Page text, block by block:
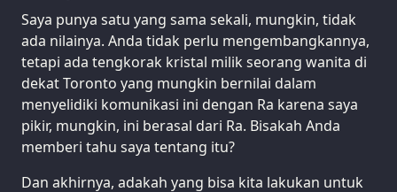
Saya punya satu yang sama sekali, mungkin, tidak
ada nilainya. Anda tidak perlu mengembangkannya,
tetapi ada tengkorak kristal milik seorang wanita di
dekat Toronto yang mungkin bernilai dalam
menyelidiki komunikasi ini dengan Ra karena saya
pikir, mungkin, ini berasal dari Ra. Bisakah Anda
memberi tahu saya tentang itu?
Dan akhirnya, adakah yang bisa kita lakukan untuk